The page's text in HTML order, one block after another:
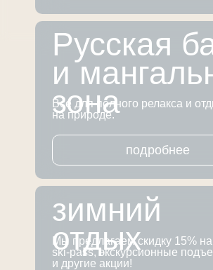
зимний
отдых
Мы предлагаем скидку 15% на
ski-pass, экскурсионные
и другие акции!
Русская
и
зона
Все для полного релакса и
на природе.
подробнее